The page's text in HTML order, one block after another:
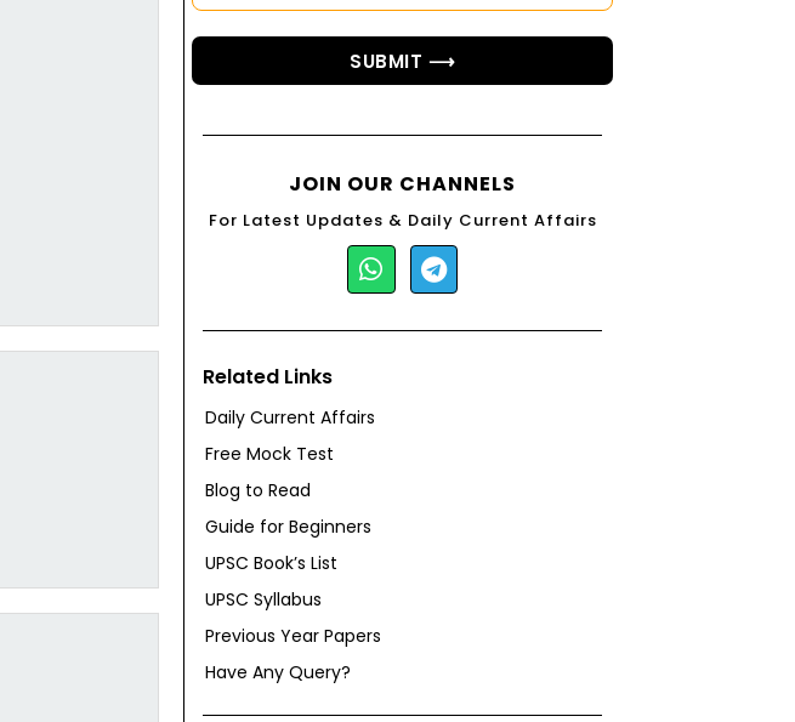
SUBMIT ⟶
JOIN OUR CHANNELS
For Latest Updates & Daily Current Affairs
Related Links
Daily Current Affairs
Free Mock Test
Blog to Read
Guide for Beginners
UPSC Book’s List
UPSC Syllabus
Previous Year Papers
Have Any Query?